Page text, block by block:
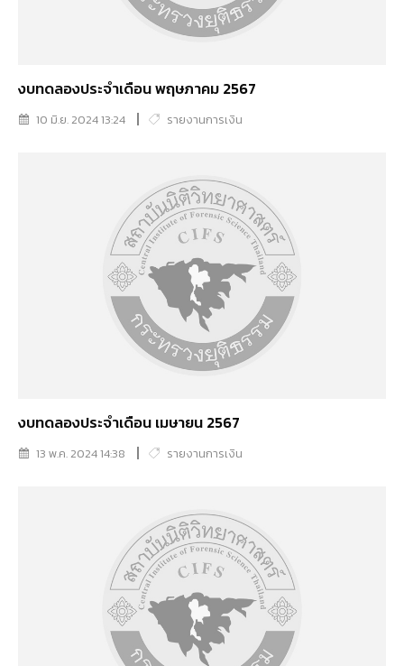
งบทดลองประจำเดือน พฤษภาคม 2567
10 มิ.ย. 2024 13:24 รายงานการเงิน
งบทดลองประจำเดือน เมษายน 2567
13 พ.ค. 2024 14:38 รายงานการเงิน